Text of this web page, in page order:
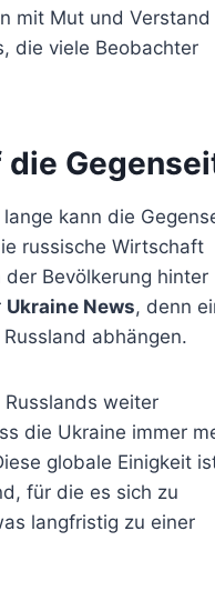
mit Mut und Verstand
die viele Beobachter
die
kann die
russische Wirtschaft
Bevölkerung hinter
Ukraine News, denn
abhängen.
weiter
die Ukraine immer
globale Einigkeit
für die es sich zu
langfristig zu einer